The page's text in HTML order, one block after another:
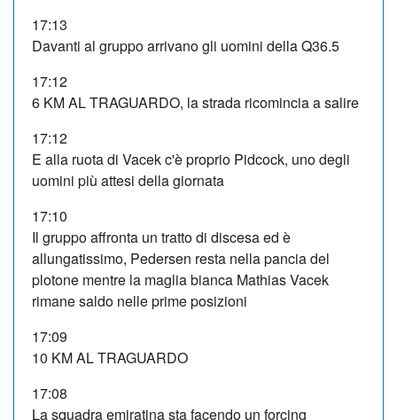
17:13
Davanti al gruppo arrivano gli uomini della Q36.5
17:12
6 KM AL TRAGUARDO, la strada ricomincia a salire
17:12
E alla ruota di Vacek c'è proprio Pidcock, uno degli
uomini più attesi della giornata
17:10
Il gruppo affronta un tratto di discesa ed è
allungatissimo, Pedersen resta nella pancia del
plotone mentre la maglia bianca Mathias Vacek
rimane saldo nelle prime posizioni
17:09
10 KM AL TRAGUARDO
17:08
La squadra emiratina sta facendo un forcing